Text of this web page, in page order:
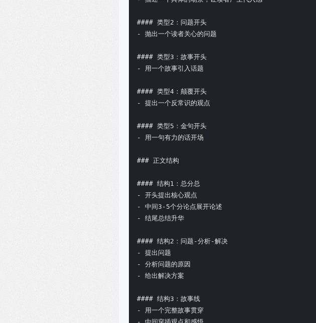
#### 类型2：问题开头
- 抛出一个读者关心的问题
#### 类型3：故事开头
- 用一个故事引入话题
#### 类型4：颠覆开头
- 提出一个反常识的观点
#### 类型5：金句开头
- 用一句有力的话开场
### 正文结构
#### 结构1：总分总
- 开头提出核心观点
- 中间3-5个分论点展开论述
- 结尾总结升华
#### 结构2：问题-分析-解决
- 提出问题
- 分析问题的原因
- 给出解决方案
#### 结构3：故事线
- 用一个完整故事贯穿